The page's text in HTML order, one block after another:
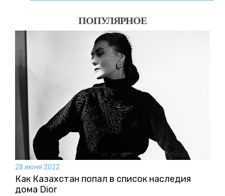
ПОПУЛЯРНОЕ
28 июня 2022
Как Казахстан попал в список наследия
дома Dior